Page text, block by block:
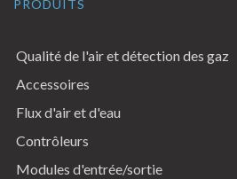
PRODUITS
Qualité de l'air et détection des gaz
Accessoires
Flux d'air et d'eau
Contrôleurs
Modules d'entrée/sortie